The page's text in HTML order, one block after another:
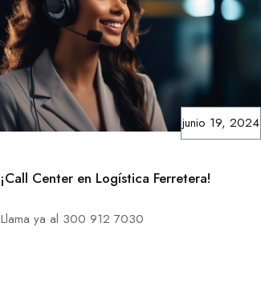
junio 19, 2024
¡Call Center en Logística Ferretera!
Llama ya al 300 912 7030